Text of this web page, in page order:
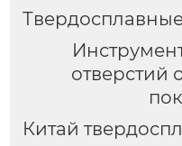
отверстий
Китай